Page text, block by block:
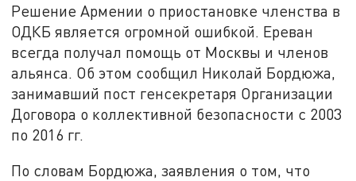
Решение Армении о приостановке членства в
ОДКБ является огромной ошибкой. Ереван
всегда получал помощь от Москвы и членов
альянса. Об этом сообщил Николай Бордюжа,
занимавший пост генсекретаря Организации
Договора о коллективной безопасности с 2003
по 2016 гг.
По словам Бордюжа, заявления о том, что